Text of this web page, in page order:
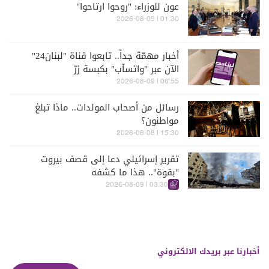
عون للوزراء: "روحوا ارتاحوا"
01:30 | 2026-08-09
أخبار مهمّة جداً.. تابعوا قناة "لبنان24"
الآن عبر "واتسآب" بكبسة زرّ
06:55 | 2026-08-09
رسائل من أصحاب المولدات.. ماذا تبلغ
مواطنون؟
15:30 | 2026-08-08
تقرير إسرائيلي دعا إلى قصف بيروت
"بقوة".. هذا ما كشفه
03:30 | 2026-08-09
أخبارنا عبر بريدك الالكتروني